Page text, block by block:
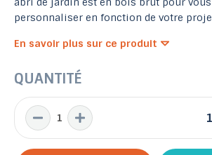
personnaliser en fonction de votre
En savoir plus sur ce produit
QUANTITÉ